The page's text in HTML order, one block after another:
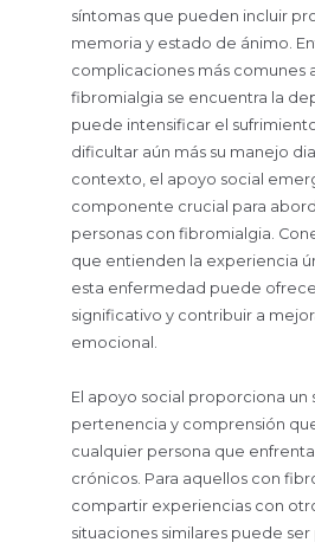
síntomas que pueden incluir
memoria y estado de ánimo.
complicaciones más comunes
fibromialgia se encuentra la
puede intensificar el
dificultar aún más su manejo
contexto, el apoyo social
componente crucial para
personas con fibromialgia.
que entienden la experiencia
esta enfermedad puede
significativo y contribuir a
emocional.
El apoyo social proporciona un
pertenencia y comprensión
cualquier persona que
crónicos. Para aquellos con
compartir experiencias con
situaciones similares puede